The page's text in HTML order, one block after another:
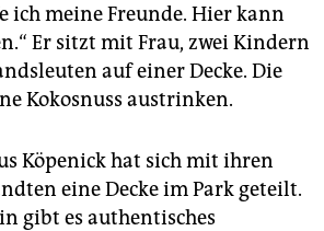
ich meine Freunde. Hier kann
Er sitzt mit Frau, zwei Kindern
auf einer Decke. Die
Kokosnuss austrinken.
Köpenick hat sich mit ihren
eine Decke im Park geteilt.
gibt es authentisches